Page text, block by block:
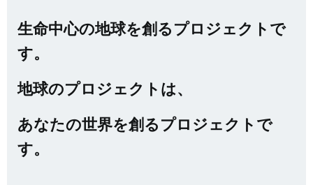
生命中心の地球を創るプロジェクトで
す。
地球のプロジェクトは、
あなたの世界を創るプロジェクトで
す。